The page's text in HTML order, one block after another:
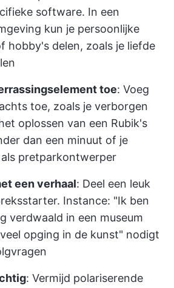
software. In een
kun je persoonlijke
hobby's delen, zoals je liefde
toe: Voeg
toe, zoals je verborgen
oplossen van een Rubik's
dan een minuut of je
pretparkontwerper
een verhaal: Deel een leuk
Instance: "Ik ben
verdwaald in een museum
opging in de kunst" nodigt
: Vermijd polariserende